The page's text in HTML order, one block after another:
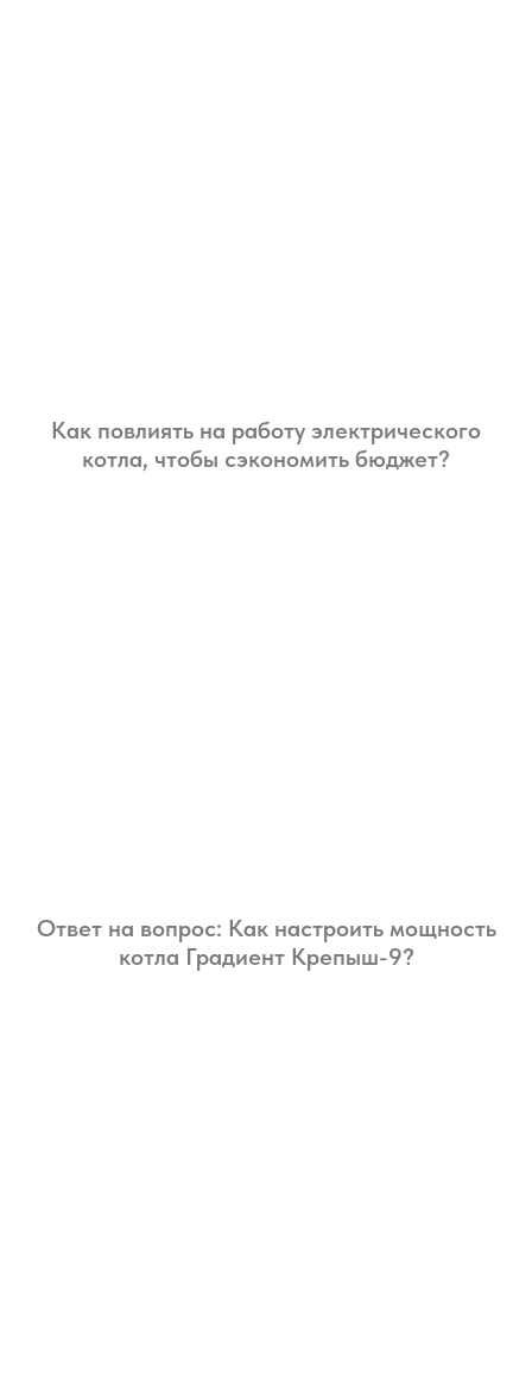
Как повлиять на работу электрического
котла, чтобы сэкономить бюджет?
Ответ на вопрос: Как настроить мощность
котла Градиент Крепыш-9?